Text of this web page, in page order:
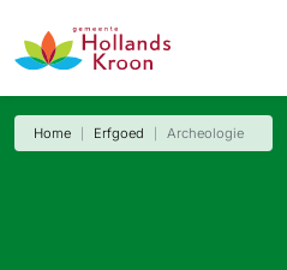
Home Erfgoed Archeologie